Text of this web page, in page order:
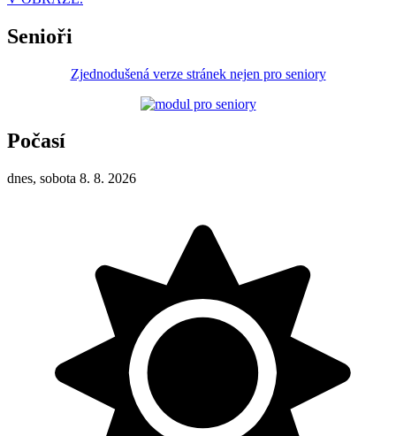
Senioři
Zjednodušená verze stránek nejen pro seniory
Počasí
dnes, sobota 8. 8. 2026